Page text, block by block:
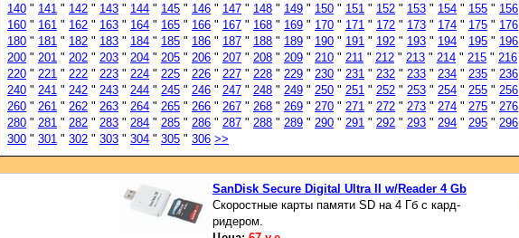
140 " 141 " 142 " 143 " 144 " 145 " 146 " 147 " 148 " 149 " 150 " 151 " 152 " 153 " 154 " 155 " 156
160 " 161 " 162 " 163 " 164 " 165 " 166 " 167 " 168 " 169 " 170 " 171 " 172 " 173 " 174 " 175 " 176
180 " 181 " 182 " 183 " 184 " 185 " 186 " 187 " 188 " 189 " 190 " 191 " 192 " 193 " 194 " 195 " 196
200 " 201 " 202 " 203 " 204 " 205 " 206 " 207 " 208 " 209 " 210 " 211 " 212 " 213 " 214 " 215 " 216
220 " 221 " 222 " 223 " 224 " 225 " 226 " 227 " 228 " 229 " 230 " 231 " 232 " 233 " 234 " 235 " 236
240 " 241 " 242 " 243 " 244 " 245 " 246 " 247 " 248 " 249 " 250 " 251 " 252 " 253 " 254 " 255 " 256
260 " 261 " 262 " 263 " 264 " 265 " 266 " 267 " 268 " 269 " 270 " 271 " 272 " 273 " 274 " 275 " 276
280 " 281 " 282 " 283 " 284 " 285 " 286 " 287 " 288 " 289 " 290 " 291 " 292 " 293 " 294 " 295 " 296
300 " 301 " 302 " 303 " 304 " 305 " 306 >>
SanDisk Secure Digital Ultra II w/Reader 4 Gb
Скоростные карты памяти SD на 4 Гб с кард-
ридером.